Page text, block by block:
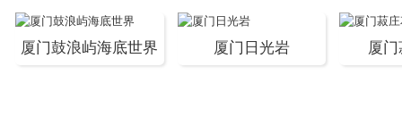
厦门鼓浪屿海底世界 厦门日光岩 厦